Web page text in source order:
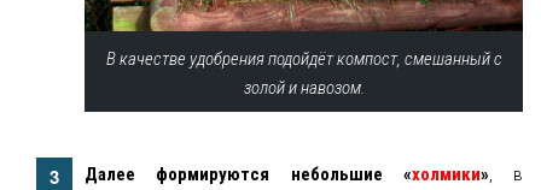
В качестве удобрения подойдёт компост, смешанный с
золой и навозом.
Далее формируются небольшие «холмики» , в